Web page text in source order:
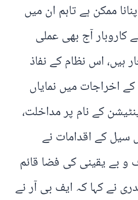
ممکن ہے تاہم ان میں
کاروبار آج بھی عملی
اس نظام کے نفاذ
اخراجات میں نمایاں
کے نام پر مداخلت،
سیل کے اقدامات نے
بے یقینی کی فضا قائم
نے کہا کہ ایف بی آر نے